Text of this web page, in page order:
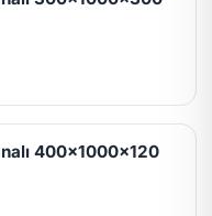
400x1000x120